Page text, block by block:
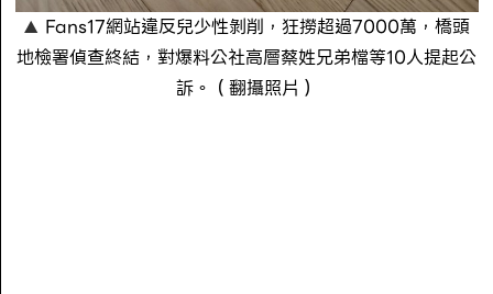
Fans17網站違反兒少性剝削，狂撈超過7000萬，橋頭
地檢署偵查終結，對爆料公社高層蔡姓兄弟檔等10人提起公
訴。（翻攝照片）